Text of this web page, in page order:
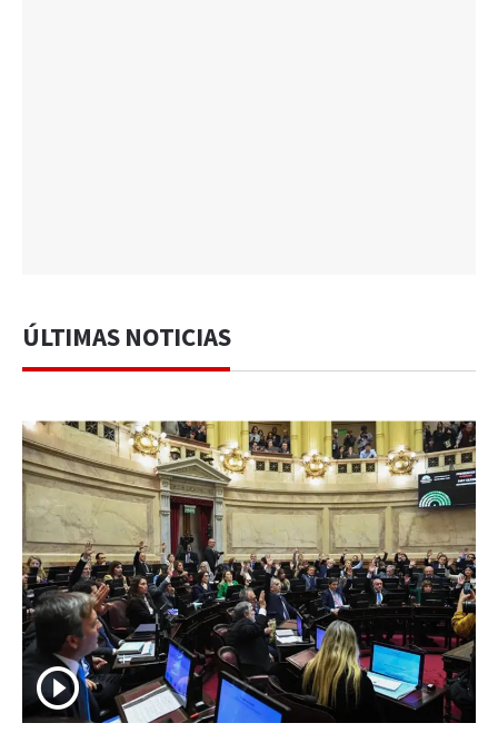
ÚLTIMAS NOTICIAS